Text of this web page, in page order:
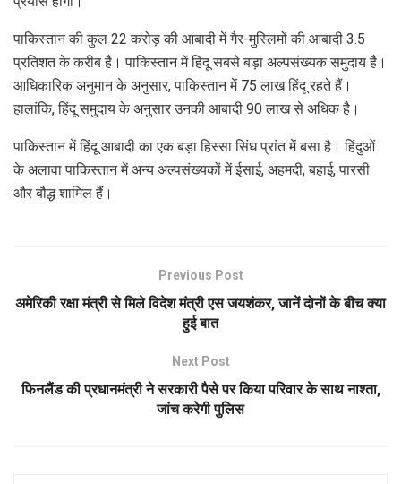
पाकिस्तान की कुल 22 करोड़ की आबादी में गैर-मुस्लिमों की आबादी 3.5
प्रतिशत के करीब है। पाकिस्तान में हिंदू सबसे बड़ा अल्पसंख्यक समुदाय है।
आधिकारिक अनुमान के अनुसार, पाकिस्तान में 75 लाख हिंदू रहते हैं।
हालांकि, हिंदू समुदाय के अनुसार उनकी आबादी 90 लाख से अधिक है।
पाकिस्तान में हिंदू आबादी का एक बड़ा हिस्सा सिंध प्रांत में बसा है। हिंदुओं
के अलावा पाकिस्तान में अन्य अल्पसंख्यकों में ईसाई, अहमदी, बहाई, पारसी
और बौद्ध शामिल हैं।
Previous Post
अमेरिकी रक्षा मंत्री से मिले विदेश मंत्री एस जयशंकर, जानें दोनों के बीच क्या
हुई बात
Next Post
फिनलैंड की प्रधानमंत्री ने सरकारी पैसे पर किया परिवार के साथ नाश्ता,
जांच करेगी पुलिस